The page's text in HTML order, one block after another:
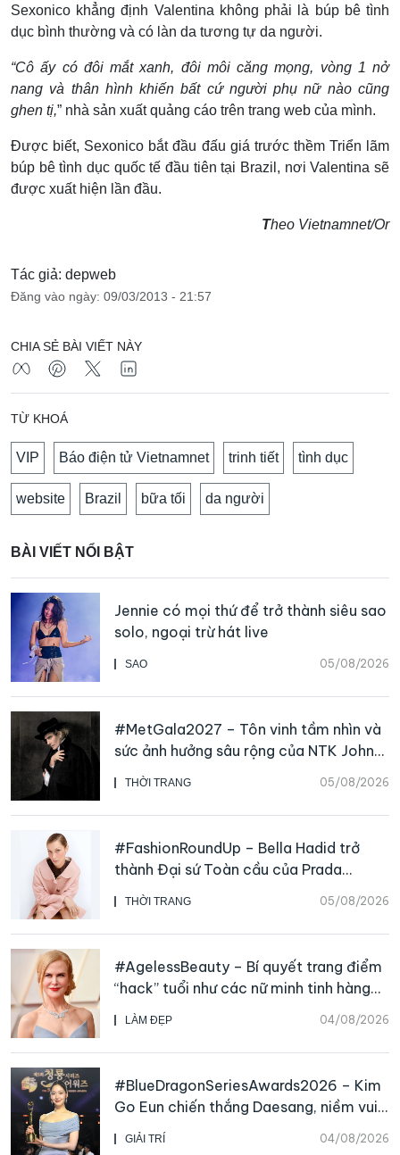
Sexonico khẳng định Valentina không phải là búp bê tình
dục bình thường và có làn da tương tự da người.
“Cô ấy có đôi mắt xanh, đôi môi căng mọng, vòng 1 nở
nang và thân hình khiến bất cứ người phụ nữ nào cũng
ghen tị,” nhà sản xuất quảng cáo trên trang web của mình.
Được biết, Sexonico bắt đầu đấu giá trước thềm Triển lãm
búp bê tình dục quốc tế đầu tiên tại Brazil, nơi Valentina sẽ
được xuất hiện lần đầu.
Theo Vietnamnet/Or
Tác giả: depweb
Đăng vào ngày: 09/03/2013 - 21:57
CHIA SẺ BÀI VIẾT NÀY
TỪ KHOÁ
VIP Báo điện tử Vietnamnet trinh tiết tình dục
website Brazil bữa tối da người
BÀI VIẾT NỔI BẬT
SAO 05/08/2026
Jennie có mọi thứ để trở thành siêu sao
solo, ngoại trừ hát live
THỜI TRANG 05/08/2026
#MetGala2027 – Tôn vinh tầm nhìn và
sức ảnh hưởng sâu rộng của NTK John
Galliano
THỜI TRANG 05/08/2026
#FashionRoundUp – Bella Hadid trở
thành Đại sứ Toàn cầu của Prada
Beauty, CHANEL mua lại Charvet
LÀM ĐẸP 04/08/2026
#AgelessBeauty – Bí quyết trang điểm
“hack” tuổi như các nữ minh tinh hàng
đầu
GIẢI TRÍ 04/08/2026
#BlueDragonSeriesAwards2026 – Kim
Go Eun chiến thắng Daesang, niềm vui
nhân đôi của Park Bo Kyung sau 23
năm